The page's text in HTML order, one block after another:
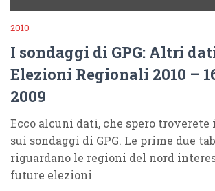
2010
I sondaggi di GPG: Altri
Elezioni Regionali 2010 –
2009
Ecco alcuni dati, che spero
sui sondaggi di GPG. Le prime due
riguardano le regioni del nord
future elezioni